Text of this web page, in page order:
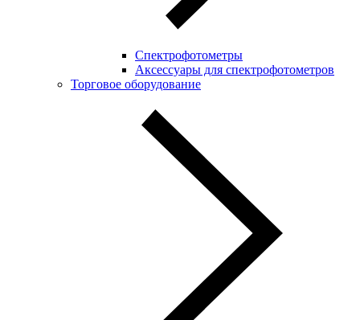
Спектрофотометры
Аксессуары для спектрофотометров
Торговое оборудование